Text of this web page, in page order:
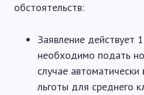
обстоятельств:
Заявление действует
необходимо подать
случае автоматически
льготы для среднего